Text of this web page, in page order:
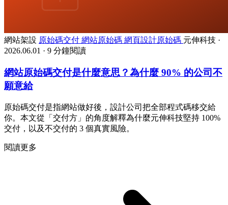
網站架設 原始碼交付 網站原始碼 網頁設計原始碼 元伸科技 ·
2026.06.01 · 9 分鐘閱讀
網站原始碼交付是什麼意思？為什麼 90% 的公司不
願意給
原始碼交付是指網站做好後，設計公司把全部程式碼移交給
你。本文從「交付方」的角度解釋為什麼元伸科技堅持 100%
交付，以及不交付的 3 個真實風險。
閱讀更多